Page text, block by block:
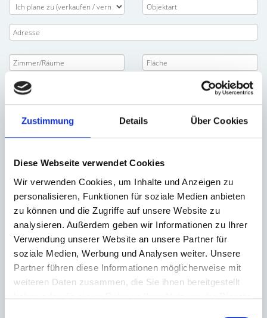
Zustimmung Details Über Cookies
Diese Webseite verwendet Cookies
Wir verwenden Cookies, um Inhalte und Anzeigen zu
personalisieren, Funktionen für soziale Medien anbieten
zu können und die Zugriffe auf unsere Website zu
analysieren. Außerdem geben wir Informationen zu Ihrer
Verwendung unserer Website an unsere Partner für
soziale Medien, Werbung und Analysen weiter. Unsere
Partner führen diese Informationen möglicherweise mit
weiteren Daten zusammen, die Sie ihnen bereitgestellt
haben oder die sie im Rahmen Ihrer Nutzung der Dienste